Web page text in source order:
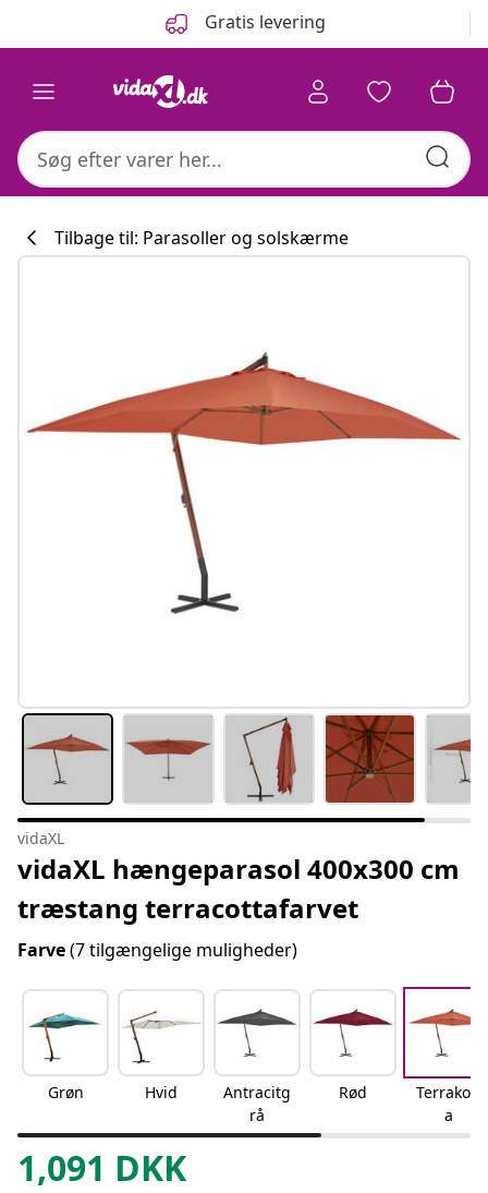
Gratis levering
#sharemevidaxl
Tilbage til: Parasoller og solskærme
vidaXL
vidaXL hængeparasol 400x300 cm
træstang terracottafarvet
Farve(7 tilgængelige muligheder)
Grøn Hvid
Antracitg
rå
Rød
Terrakott
a
1,091 DKK